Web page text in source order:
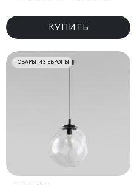
КУПИТЬ
ТОВАРЫ ИЗ ЕВРОПЫ